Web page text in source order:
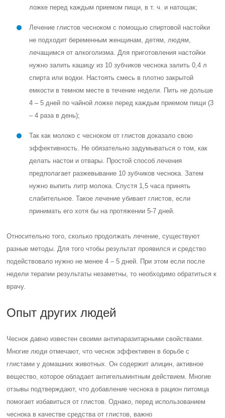
ложке перед каждым приемом пищи, в т. ч. и натощак;
Лечение глистов чесноком с помощью спиртовой настойки
не подходит беременным женщинам, детям, людям,
лечащимся от алкоголизма. Для приготовления настойки
нужно залить кашицу из 10 зубчиков чеснока залить 0,4 л
спирта или водки. Настоять смесь в плотно закрытой
емкости в темном месте в течение недели. Пить не дольше
4 – 5 дней по чайной ложке перед каждым приемом пищи (3
– 4 раза в день);
Так как молоко с чесноком от глистов доказало свою
эффективность. Не обязательно задумываться о том, как
делать настои и отвары. Простой способ лечения
предполагает разжевывание 10 зубчиков чеснока. Затем
нужно выпить литр молока. Спустя 1,5 часа принять
слабительное. Такое лечение убивает глистов, если
принимать его хотя бы на протяжении 5-7 дней.
Относительно того, сколько продолжать лечение, существуют
разные методы. Для того чтобы результат проявился и средство
подействовало нужно не менее 4 – 5 дней. При этом если после
недели терапии результаты незаметны, то необходимо обратиться к
врачу.
Опыт других людей
Чеснок давно известен своими антипаразитарными свойствами.
Многие люди отмечают, что чеснок эффективен в борьбе с
глистами у домашних животных. Он содержит алицин, активное
вещество, которое обладает антигельминтным действием. Многие
отзывы подтверждают, что добавление чеснока в рацион питомца
помогает избавиться от глистов. Однако, перед использованием
чеснока в качестве средства от глистов, важно